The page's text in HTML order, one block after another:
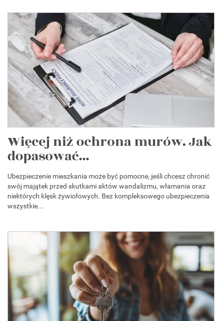
Więcej niż ochrona murów. Jak
dopasować...
Ubezpieczenie mieszkania może być pomocne, jeśli chcesz chronić
swój majątek przed skutkami aktów wandalizmu, włamania oraz
niektórych klęsk żywiołowych. Bez kompleksowego ubezpieczenia
wszystkie...